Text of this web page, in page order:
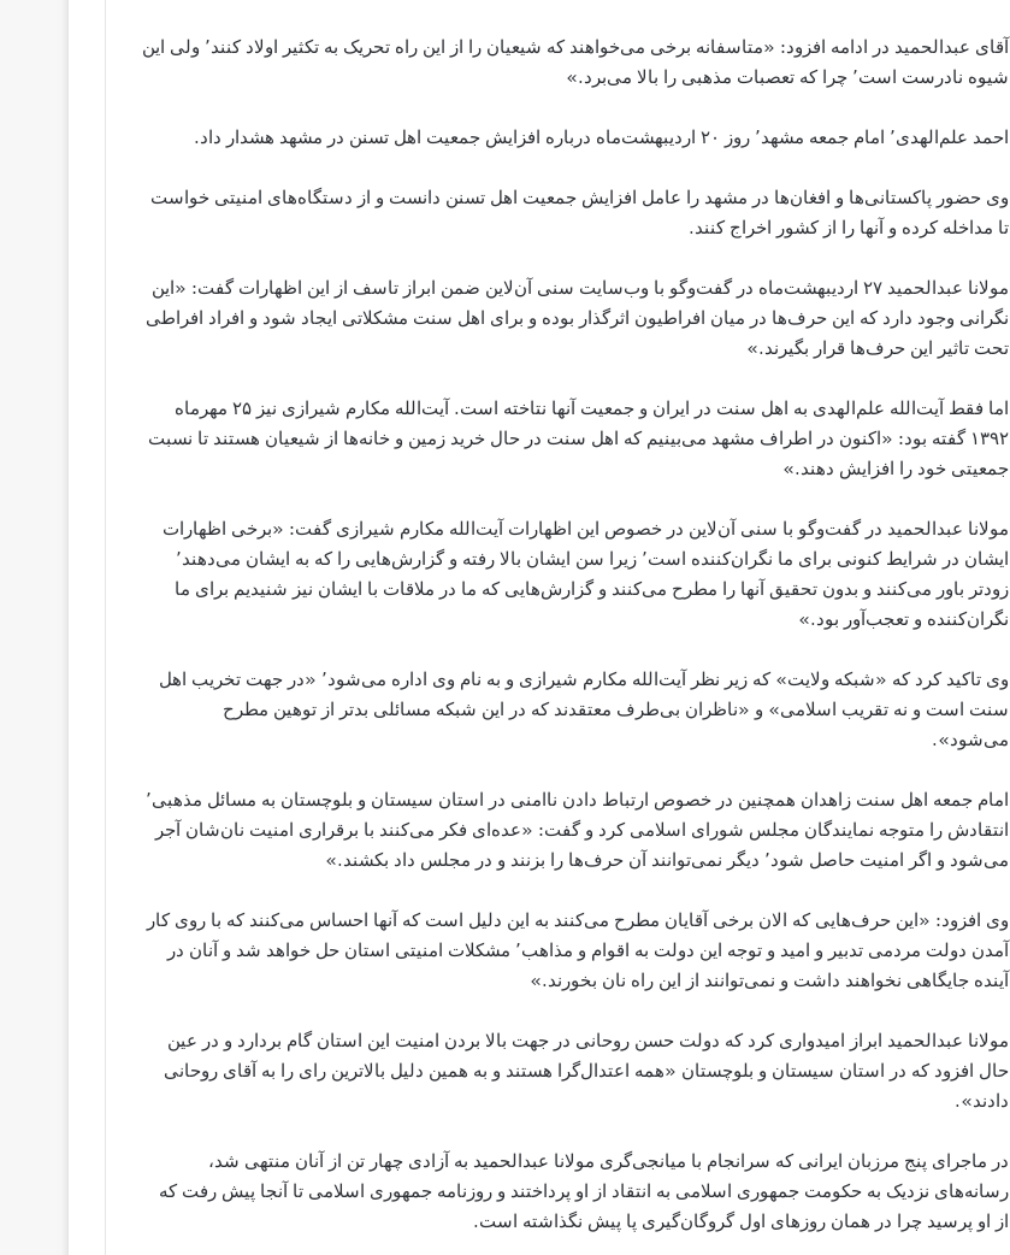
آقای عبدالحمید در ادامه افزود: «متاسفانه برخی می‌خواهند که شیعیان را از این راه تحریک به تکثیر اولاد کنند٬ ولی این
شیوه نادرست است٬ چرا که تعصبات مذهبی را بالا می‌برد.»
احمد علم‌الهدی٬ امام جمعه مشهد٬ روز ۲۰ اردیبهشت‌ماه درباره افزایش جمعیت اهل تسنن در مشهد هشدار داد.
وی حضور پاکستانی‌ها و افغان‌ها در مشهد را عامل افزایش جمعیت اهل تسنن دانست و از دستگاه‌های امنیتی خواست
تا مداخله کرده و آنها را از کشور اخراج کنند.
مولانا عبدالحمید ۲۷ اردیبهشت‌ماه در گفت‌و‌گو با وب‌سایت سنی‌ آن‌لاین ضمن ابراز تاسف از این اظهارات گفت: «این
نگرانی وجود دارد که این حرف‌ها در میان افراطیون اثرگذار بوده و برای اهل سنت مشکلاتی ایجاد شود و افراد افراطی
تحت تاثیر این حرف‌ها قرار بگیرند.»
اما فقط آیت‌الله علم‌الهدی به اهل سنت در ایران و جمعیت آنها نتاخته است. آیت‌الله مکارم شیرازی نیز ۲۵ مهرماه
۱۳۹۲ گفته بود: «اکنون در اطراف مشهد می‌بینیم که اهل سنت در حال خرید زمین و خانه‌ها از شیعیان هستند تا نسبت
جمعیتی خود را افزایش دهند.»
مولانا عبدالحمید در گفت‌و‌گو با سنی‌ آن‌لاین در خصوص این اظهارات آیت‌الله مکارم شیرازی گفت: «برخی اظهارات
ایشان در شرایط کنونی برای ما نگران‌کننده است٬ زیرا سن ایشان بالا رفته و گزارش‌هایی را که به ایشان می‌دهند٬
زودتر باور می‌کنند و بدون تحقیق آنها را مطرح می‌کنند و گزارش‌هایی که ما در ملاقات با ایشان نیز شنیدیم برای ما
نگران‌کننده و تعجب‌آور بود.»
وی تاکید کرد که «شبکه ولایت» که زیر نظر آیت‌الله مکارم شیرازی و به نام وی اداره می‌شود٬ «در جهت تخریب اهل
سنت است و نه تقریب اسلامی» و «ناظران بی‌طرف معتقدند که در این شبکه مسائلی بدتر از توهین مطرح
می‌شود».
امام جمعه اهل سنت زاهدان همچنین در خصوص ارتباط دادن ناامنی در استان سیستان و بلوچستان به مسائل مذهبی٬
انتقادش را متوجه نمایندگان مجلس شورای اسلامی کرد و گفت: «عده‌ای فکر می‌کنند با برقراری امنیت نان‌شان آجر
می‌شود و اگر امنیت حاصل شود٬ دیگر نمی‌توانند آن حرف‌ها را بزنند و در مجلس داد بکشند.»
وی افزود: «این حرف‌هایی که الان برخی آقایان مطرح می‌کنند به این دلیل است که آنها احساس می‌کنند که با روی کار
آمدن دولت مردمی تدبیر و امید و توجه این دولت به اقوام و مذاهب٬ مشکلات امنیتی استان حل خواهد شد و آنان در
آینده جایگاهی نخواهند داشت و نمی‌توانند از این راه نان بخورند.»
مولانا عبدالحمید ابراز امیدواری کرد که دولت حسن روحانی در جهت بالا بردن امنیت این استان گام بردارد و در عین
حال افزود که در استان سیستان و بلوچستان «همه اعتدال‌گرا هستند و به همین دلیل بالاترین رای را به آقای روحانی
دادند».
در ماجرای پنج مرزبان ایرانی که سرانجام با میانجی‌گری مولانا عبدالحمید به آزادی چهار تن از آنان منتهی شد،
رسانه‌های نزدیک به حکومت جمهوری اسلامی به انتقاد از او پرداختند و روزنامه جمهوری اسلامی تا آنجا پیش رفت که
از او پرسید چرا در همان روزهای اول گروگان‌گیری پا پیش نگذاشته است.